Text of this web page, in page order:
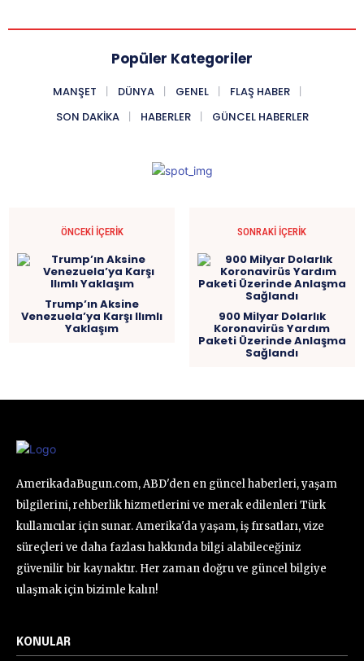
Popüler Kategoriler
MANŞET DÜNYA GENEL
FLAŞ HABER
SON DAKIKA
HABERLER GÜNCEL HABERLER
ÖNCEKI İÇERIK
Trump’ın Aksine
Venezuela’ya Karşı Ilımlı
Yaklaşım
SONRAKI İÇERIK
900 Milyar Dolarlık
Koronavirüs Yardım
Paketi Üzerinde Anlaşma
Sağlandı
AmerikadaBugun.com, ABD'den en güncel haberleri, yaşam
bilgilerini, rehberlik hizmetlerini ve merak edilenleri Türk
kullanıcılar için sunar. Amerika'da yaşam, iş fırsatları, vize
süreçleri ve daha fazlası hakkında bilgi alabileceğiniz
güvenilir bir kaynaktır. Her zaman doğru ve güncel bilgiye
ulaşmak için bizimle kalın!
KONULAR